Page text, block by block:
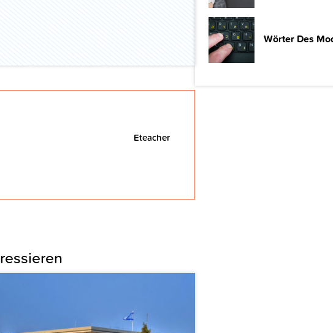
Eteacher
Wörter Des